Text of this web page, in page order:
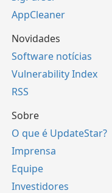
AppCleaner
Novidades
Software notícias
Vulnerability Index
RSS
Sobre
O que é UpdateStar?
Imprensa
Equipe
Investidores